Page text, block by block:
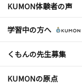
KUMON体験者の声
学習中の方へ
くもんの先生募集
KUMONの原点